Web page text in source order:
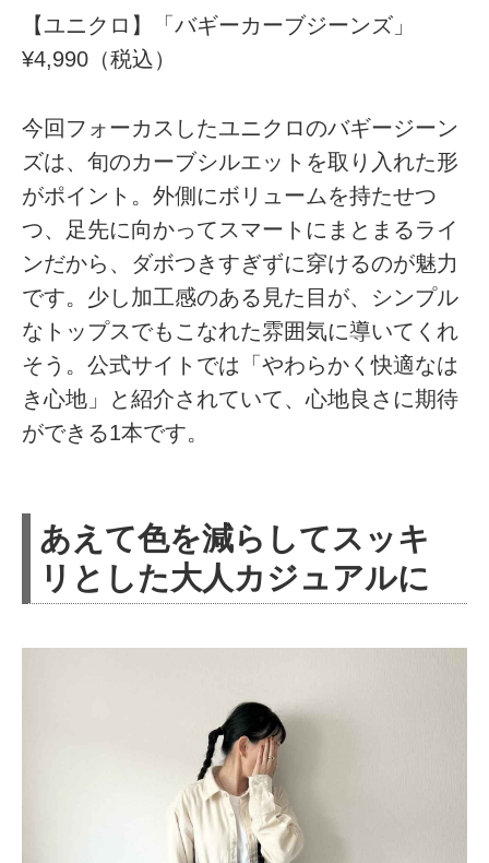
【ユニクロ】「バギーカーブジーンズ」
¥4,990（税込）
今回フォーカスしたユニクロのバギージーン
ズは、旬のカーブシルエットを取り入れた形
がポイント。外側にボリュームを持たせつ
つ、足先に向かってスマートにまとまるライ
ンだから、ダボつきすぎずに穿けるのが魅力
です。少し加工感のある見た目が、シンプル
なトップスでもこなれた雰囲気に導いてくれ
そう。公式サイトでは「やわらかく快適なは
き心地」と紹介されていて、心地良さに期待
ができる1本です。
あえて色を減らしてスッキ
リとした大人カジュアルに